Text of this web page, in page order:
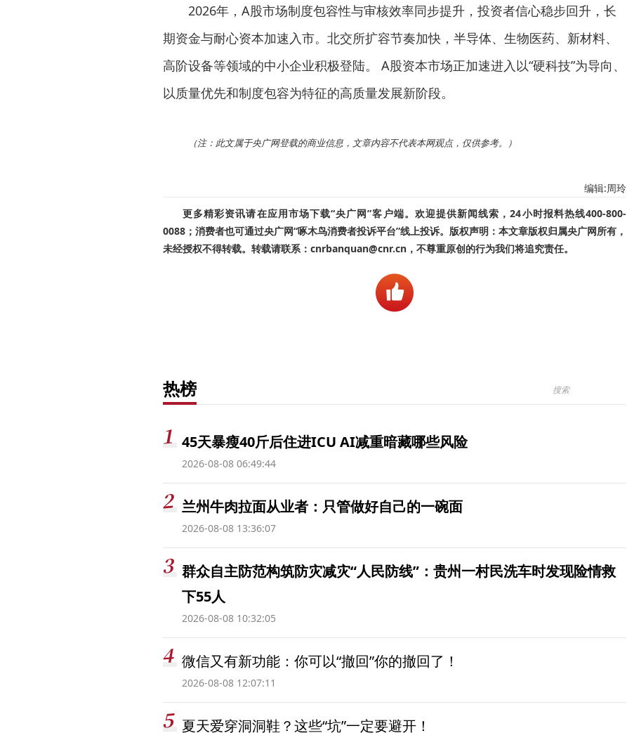
2026年，A股市场制度包容性与审核效率同步提升，投资者信心稳步回升，长
期资金与耐心资本加速入市。北交所扩容节奏加快，半导体、生物医药、新材料、
高阶设备等领域的中小企业积极登陆。 A股资本市场正加速进入以“硬科技”为导向、
以质量优先和制度包容为特征的高质量发展新阶段。
（注：此文属于央广网登载的商业信息，文章内容不代表本网观点，仅供参考。）
编辑:周玲
更多精彩资讯请在应用市场下载“央广网”客户端。欢迎提供新闻线索，24小时报料热线400-800-
0088；消费者也可通过央广网“啄木鸟消费者投诉平台”线上投诉。版权声明：本文章版权归属央广网所有，
未经授权不得转载。转载请联系：cnrbanquan@cnr.cn，不尊重原创的行为我们将追究责任。
热榜
45天暴瘦40斤后住进ICU AI减重暗藏哪些风险
2026-08-08 06:49:44
兰州牛肉拉面从业者：只管做好自己的一碗面
2026-08-08 13:36:07
群众自主防范构筑防灾减灾“人民防线”：贵州一村民洗车时发现险情救
下55人
2026-08-08 10:32:05
微信又有新功能：你可以“撤回”你的撤回了！
2026-08-08 12:07:11
夏天爱穿洞洞鞋？这些“坑”一定要避开！